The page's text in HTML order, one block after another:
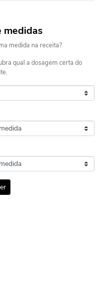
medidas
medida na receita?
qual a dosagem certa do